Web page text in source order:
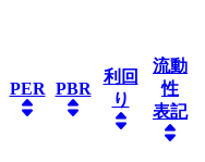
PER PBR
利回
り
流動
性
表記